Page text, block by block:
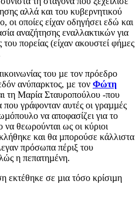
αλλά και του κυβερνητικού
οι οποίες είχαν οδηγήσει εδώ και
αναζήτησης εναλλακτικών για
πορείας (είχαν ακουστεί φήµες
του µε τον πρόεδρο
ανύπαρκτος, µε τον Φώτη
τη Μαρία Σταυροπούλου -που
γράφονταν αυτές οι γραµµές
να αποφασίζει για το
θεωρούνται ως οι κύριοι
και θα µπορούσε κάλλιστα
πρόσωπα πέριξ του
η πεπατηµένη.
εκτέθηκε σε µια τόσο κρίσιµη